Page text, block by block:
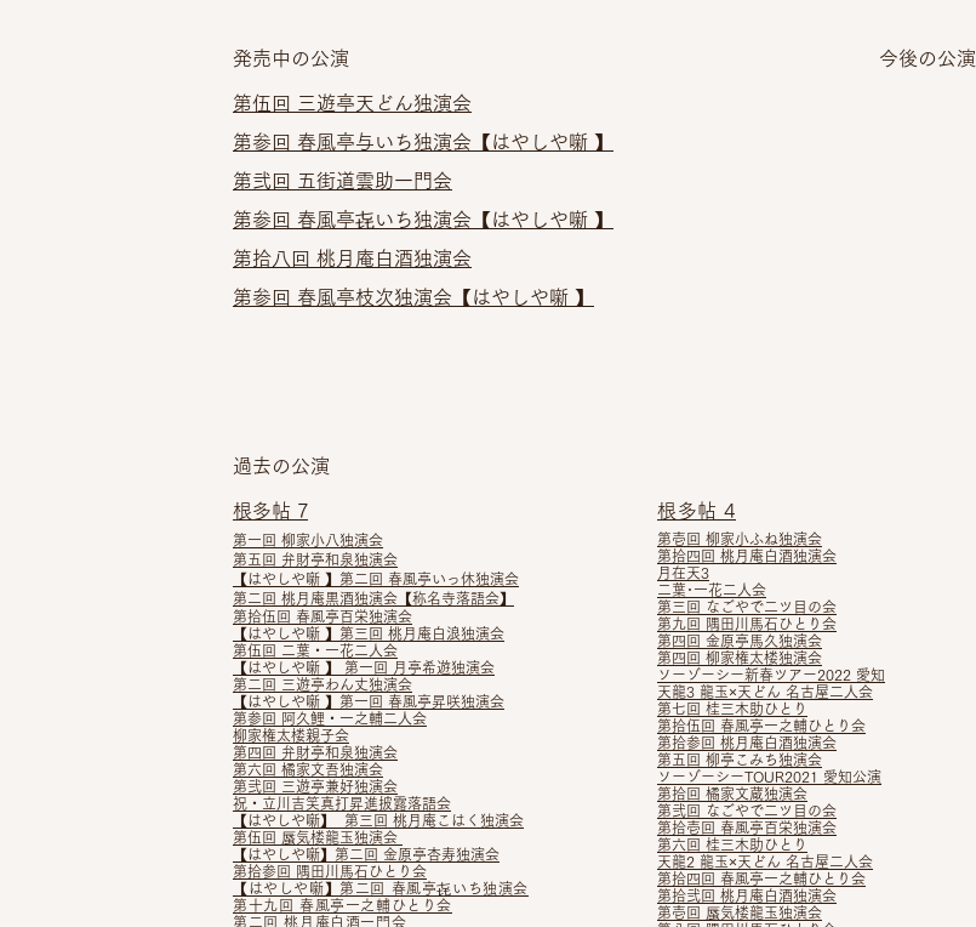
発売中の公演 今後の公演
第伍回 三遊亭天どん独演会​
第参回 春風亭与いち独演会 【はやしや噺 】
第弐回 五街道雲助一門会
第参回 春風亭㐂いち独演会 【はやしや噺 】
第拾八回 桃月庵白酒独演会
第参回 春風亭枝次独演会【はやしや噺 】
過去の公演
根多帖 7
第一回 柳家小八独演会
第五回 弁財亭和泉独演会
【はやしや噺 】第二回 春風亭いっ休独演会
第二回 桃月庵黒酒独演会【称名寺落語会】
第拾伍回 春風亭百栄独演会
【はやしや噺 】第三回 桃月庵白浪独演会
第伍回 二葉・一花二人会
【はやしや噺 】 第一回 月亭希遊独演会
第二回 三遊亭わん丈独演会
【はやしや噺 】第一回 春風亭昇咲独演会
第参回 阿久鯉・一之輔二人会
柳家権太楼親子会
第四回 弁財亭和泉独演会
第六回 橘家文吾独演会
第弐回 三遊亭兼好独演会
祝・立川吉笑真打昇進披露落語会
【はやしや噺】 第三回 桃月庵こはく独演会
第伍回 蜃気楼龍玉独演会
【はやしや噺】第二回 金原亭杏寿独演会
第拾参回 隅田川馬石ひとり会
【はやしや噺】第二回 春風亭㐂いち独演会
第十九回 春風亭一之輔ひとり会
第二回 桃月庵白酒一門会
根多帖 4
第壱回 柳家小ふね独演会
第拾四回 桃月庵白酒独演会
月在天3
二葉･一花二人会
第三回 なごやで二ツ目の会
第九回 隅田川馬石ひとり会
第四回 金原亭馬久独演会
第四回 柳家権太楼独演会
ソーゾーシー新春ツアー2022 愛知
天龍3 龍玉×天どん 名古屋二人会
第七回 桂三木助ひとり
第拾伍回 春風亭一之輔ひとり会
第拾参回 桃月庵白酒独演会
第五回 柳亭こみち独演会
ソーゾーシーTOUR2021 愛知公演
第拾回 橘家文蔵独演会
第弐回 なごやで二ツ目の会
第拾壱回 春風亭百栄独演会
第六回 桂三木助ひとり
天龍2 龍玉×天どん 名古屋二人会
第拾四回 春風亭一之輔ひとり会
第拾弐 回 桃月庵白酒独演会
第壱回 蜃気楼龍玉独演会